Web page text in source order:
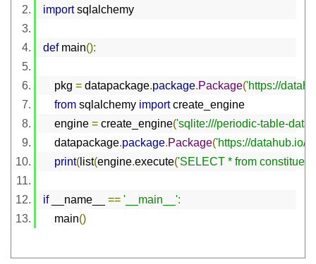
import sqlalchemy
def main():
    pkg
= datapackage.package.Package('https://
from sqlalchemy import create_engine
    engine
= create_engine('sqlite:///periodic-table-
    datapackage
.package.Package('https://datahub.io/
print( list(engine.execute('SELECT * from
if __name__ == '__main__':
    main
()